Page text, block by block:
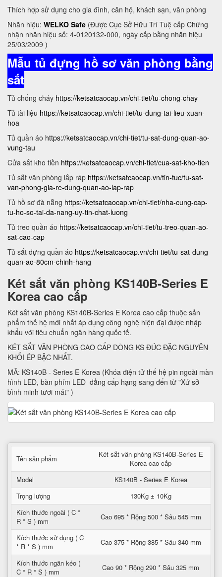
Thích hợp sử dụng cho gia đình, căn hộ, khách sạn, văn phòng
Nhãn hiệu: WELKO Safe (Được Cục Sở Hữu Trí Tuệ cấp Chứng
nhận nhãn hiệu số: 4-0120132-000, ngày cấp bằng nhãn hiệu
25/03/2009 )
Mẫu tủ đựng hồ sơ văn phòng bằng
sắt
Tủ chống cháy https://ketsatcaocap.vn/chi-tiet/tu-chong-chay
Tủ tài liệu https://ketsatcaocap.vn/chi-tiet/tu-dung-tai-lieu-xuan-
hoa
Tủ quần áo https://ketsatcaocap.vn/chi-tiet/tu-sat-dung-quan-ao-
vung-tau
Cửa sắt kho tiền https://ketsatcaocap.vn/chi-tiet/cua-sat-kho-tien
Tủ sắt văn phòng lắp ráp https://ketsatcaocap.vn/tin-tuc/tu-sat-
van-phong-gia-re-dung-quan-ao-lap-rap
Tủ hồ sơ đà nẵng https://ketsatcaocap.vn/chi-tiet/nha-cung-cap-
tu-ho-so-tai-da-nang-uy-tin-chat-luong
Tủ treo quần áo https://ketsatcaocap.vn/chi-tiet/tu-treo-quan-ao-
sat-cao-cap
Tủ sắt đựng quần áo https://ketsatcaocap.vn/chi-tiet/tu-sat-dung-
quan-ao-80cm-chinh-hang
Két sắt văn phòng KS140B-Series E
Korea cao cấp
Két sắt văn phòng KS140B-Series E Korea cao cấp thuộc sản
phẩm thế hệ mới nhất áp dụng công nghệ hiện đại được nhập
khẩu với tiêu chuẩn ngân hàng quốc tế.
KÉT SẮT VĂN PHÒNG CAO CẤP DÒNG KS ĐÚC ĐẶC NGUYÊN
KHỐI ÉP BẬC NHẤT.
MÃ: KS140B - Series E Korea (Khóa điện tử thế hệ pin ngoài màn
hình LED, bàn phím LED đẳng cấp hạng sang đến từ "Xứ sở
bình minh tươi mát" )
Tên sản phẩm
Két sắt văn phòng KS140B-Series E
Korea cao cấp
Model
KS140B - Series E Korea
Trọng lượng
130Kg ± 10Kg
Kích thước ngoài ( C *
R * S ) mm
Cao 695 * Rộng 500 * Sâu 545 mm
Kích thước sử dụng ( C
* R * S ) mm
Cao 375 * Rộng 385 * Sâu 340 mm
Kích thước ngăn kéo (
C * R * S ) mm
Cao 90 * Rộng 290 * Sâu 325 mm